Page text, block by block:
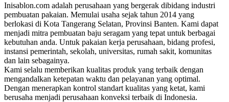
Inisablon.com adalah perusahaan yang bergerak dibidang industri
pembuatan pakaian. Memulai usaha sejak tahun 2014 yang
berlokasi di Kota Tangerang Selatan, Provinsi Banten. Kami dapat
menjadi mitra pembuatan baju seragam yang tepat untuk berbagai
kebutuhan anda. Untuk pakaian kerja perusahaan, bidang profesi,
instansi pemerintah, sekolah, universitas, rumah sakit, komunitas
dan lain sebagainya.
Kami selalu memberikan kualitas produk yang terbaik dengan
mengandalkan ketepatan waktu dan pelayanan yang optimal.
Dengan menerapkan kontrol standart kualitas yang ketat, kami
berusaha menjadi perusahaan konveksi terbaik di Indonesia.